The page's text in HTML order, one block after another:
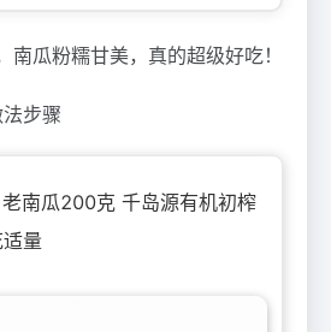
南瓜粉糯甘美，真的超级好吃！
步骤
南瓜200克 千岛源有机初榨
量